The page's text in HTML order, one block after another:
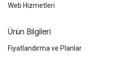
Web Hizmetleri
Ürün Bilgileri
Fiyatlandırma ve Planlar